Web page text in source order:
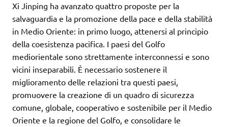
Xi Jinping ha avanzato quattro proposte per la
salvaguardia e la promozione della pace e della stabilità
in Medio Oriente: in primo luogo, attenersi al principio
della coesistenza pacifica. I paesi del Golfo
mediorientale sono strettamente interconnessi e sono
vicini inseparabili. È necessario sostenere il
miglioramento delle relazioni tra questi paesi,
promuovere la creazione di un quadro di sicurezza
comune, globale, cooperativo e sostenibile per il Medio
Oriente e la regione del Golfo, e consolidare le